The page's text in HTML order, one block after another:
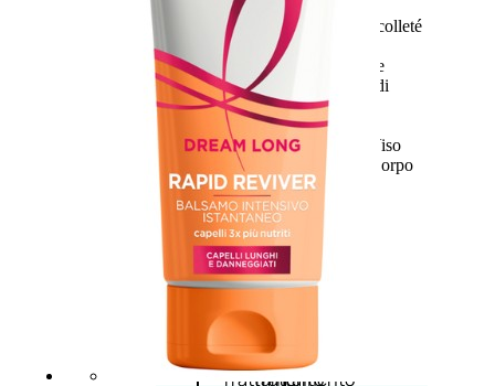
Trattamento Viso Sieri
Trattamento Collo e Decolleté
Trattamento Corpo
Trattamento Anticellulite
Trattamento Mani e Piedi
Trattamento Unghie
Trattamento Deodoranti
Cofanetti Trattamento Viso
Cofanetti Trattamento Corpo
Viso
Trattamento
Trattamento